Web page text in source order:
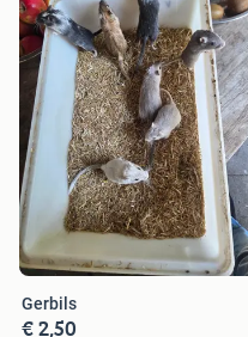
Gerbils
€ 2,50